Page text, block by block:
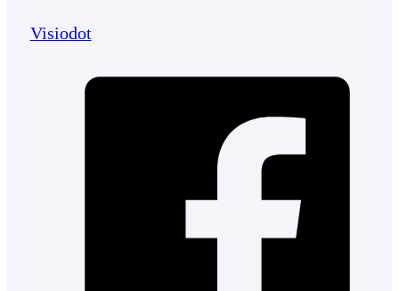
Visiodot